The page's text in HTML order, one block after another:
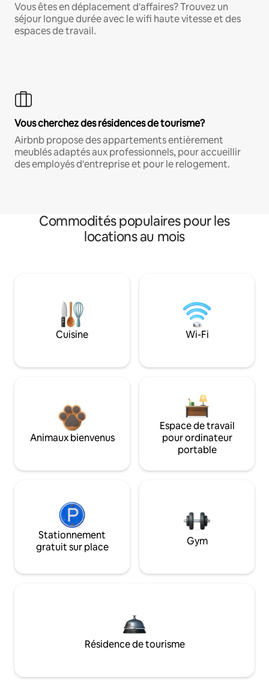
Vous êtes en déplacement d'affaires? Trouvez un
séjour longue durée avec le wifi haute vitesse et des
espaces de travail.
Vous cherchez des résidences de tourisme?
Airbnb propose des appartements entièrement
meublés adaptés aux professionnels, pour accueillir
des employés d'entreprise et pour le relogement.
Commodités populaires pour les
locations au mois
Cuisine Wi-Fi
Animaux bienvenus
Espace de travail
pour ordinateur
portable
Stationnement
gratuit sur place
Gym
Résidence de tourisme